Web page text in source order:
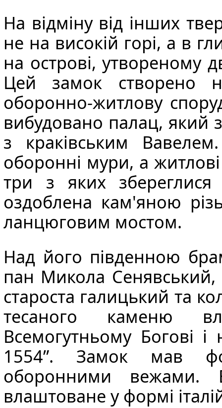
На відміну від інших
не на високій горі, а в
на острові, утвореному
Цей замок створено
оборонно-житлову
вибудовано палац, який
з краківським Вавелем
оборонні мури, а
три з яких
оздоблена кам'яною
ланцюговим мостом.
Над його південною
пан Микола Сенявський,
староста галицький та
тесаного каменю
Всемогутньому Богові
1554”. Замок мав
оборонними вежами.
влаштоване у формі